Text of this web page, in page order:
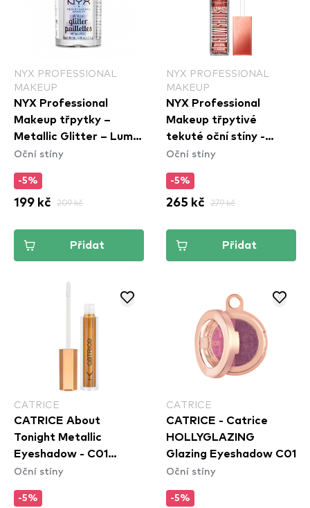
NYX PROFESSIONAL
MAKEUP
NYX Professional
Makeup třpytky –
Metallic Glitter – Lumi-
Lite (MGLI05)
Oční stíny
-5%
199 kč 209 kč
Přidat
NYX PROFESSIONAL
MAKEUP
NYX Professional
Makeup třpytivé
tekuté oční stíny -
Ultimate Glow Shots -
(UGS011)
Oční stíny
-5%
265 kč 279 kč
Přidat
CATRICE
CATRICE About
Tonight Metallic
Eyeshadow - C01
Champagne O'Clock
Oční stíny
-5%
CATRICE
CATRICE - Catrice
HOLLYGLAZING
Glazing Eyeshadow C01
Oční stíny
-5%